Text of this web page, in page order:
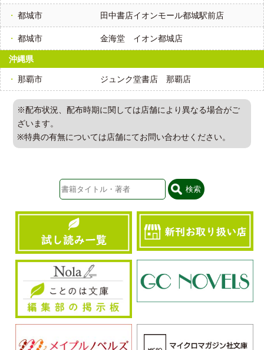
都城市 田中書店イオンモール都城駅前店
都城市 金海堂 イオン都城店
沖縄県
那覇市 ジュンク堂書店 那覇店
※配布状況、配布時期に関しては店舗により異なる場合がご
ざいます。
※特典の有無については店舗にてお問い合わせください。
検索